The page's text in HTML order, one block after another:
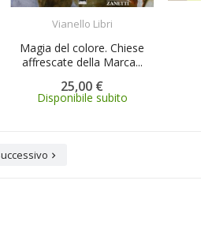
Vianello Libri
Magia del colore. Chiese
affrescate della Marca...
25,00 €
Disponibile subito
